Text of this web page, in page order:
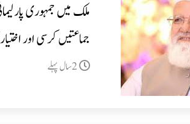
ملک میں جمہوری
جماعتیں کرسی اور